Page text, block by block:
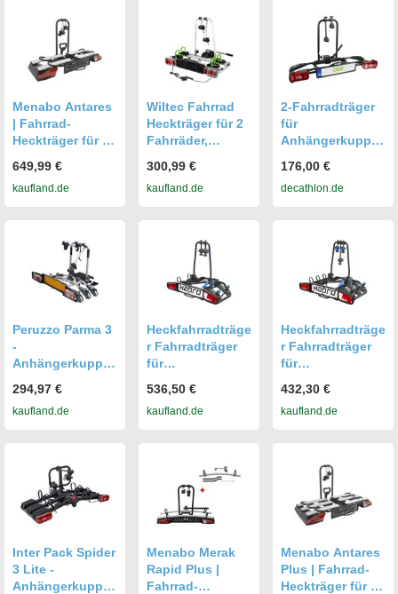
Menabo Antares
| Fahrrad-
Heckträger für 2
Anhängerkupplu
ng - Aluminium
649,99 €
kaufland.de
Wiltec Fahrrad
Heckträger für 2
Fahrräder,
er bis 60 kg,
Fahrradträger
Fahrrad Träger
Diebstahlschutz
300,99 €
kaufland.de
2-Fahrradträger
für
Anhängerkupplu
176,00 €
decathlon.de
Peruzzo Parma 3
-
Anhängerkupplu
Fahrradträger
Für 3 Fahrräder
294,97 €
kaufland.de
Heckfahrradträge
r Fahrradträger
für
ng Hapro Atlas
Premium 2
536,50 €
kaufland.de
Heckfahrradträge
r Fahrradträger
für
ng Hapro Atlas
Premium III
432,30 €
kaufland.de
Inter Pack Spider
3 Lite -
Anhängerkupplu
Menabo Merak
Rapid Plus |
Fahrrad-
Menabo Antares
Plus | Fahrrad-
Heckträger für 3